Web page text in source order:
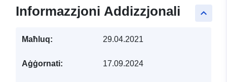
keyboard_arrow_up
Informazzjoni Addizzjonali
Maħluq: 29.04.2021
Aġġornati: 17.09.2024